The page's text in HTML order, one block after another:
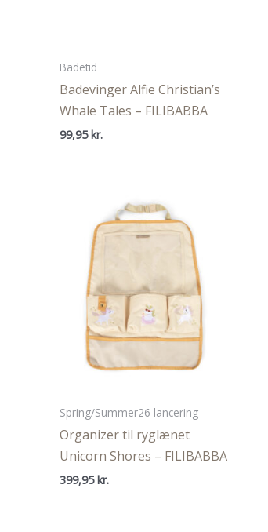
Badetid
Badevinger Alfie Christian’s
Whale Tales – FILIBABBA
99,95kr.
Spring/Summer26 lancering
Organizer til ryglænet
Unicorn Shores – FILIBABBA
399,95kr.